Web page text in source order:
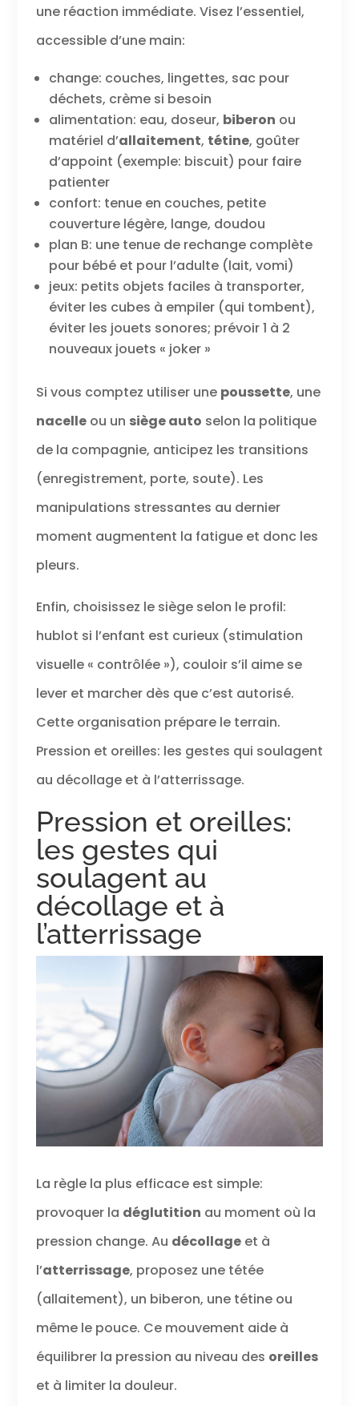
une réaction immédiate. Visez l’essentiel,
accessible d’une main:
change: couches, lingettes, sac pour
déchets, crème si besoin
alimentation: eau, doseur, biberon ou
matériel d’allaitement, tétine, goûter
d’appoint (exemple: biscuit) pour faire
patienter
confort: tenue en couches, petite
couverture légère, lange, doudou
plan B: une tenue de rechange complète
pour bébé et pour l’adulte (lait, vomi)
jeux: petits objets faciles à transporter,
éviter les cubes à empiler (qui tombent),
éviter les jouets sonores; prévoir 1 à 2
nouveaux jouets « joker »
Si vous comptez utiliser une poussette, une
nacelleou un siège auto selon la politique
de la compagnie, anticipez les transitions
(enregistrement, porte, soute). Les
manipulations stressantes au dernier
moment augmentent la fatigue et donc les
pleurs.
Enfin, choisissez le siège selon le profil:
hublot si l’enfant est curieux (stimulation
visuelle « contrôlée »), couloir s’il aime se
lever et marcher dès que c’est autorisé.
Cette organisation prépare le terrain.
Pression et oreilles: les gestes qui soulagent
au décollage et à l’atterrissage.
Pression et oreilles:
les gestes qui
soulagent au
décollage et à
l’atterrissage
La règle la plus efficace est simple:
provoquer la déglutition au moment où la
pression change. Au décollageet à
l’atterrissage, proposez une tétée
(allaitement), un biberon, une tétine ou
même le pouce. Ce mouvement aide à
équilibrer la pression au niveau des oreilles
et à limiter la douleur.